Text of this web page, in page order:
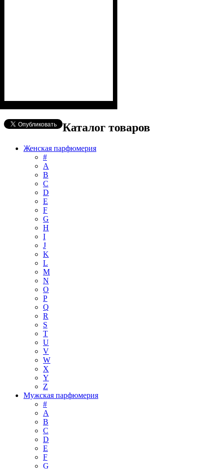
Каталог товаров
Женская парфюмерия
#
А
B
C
D
E
F
G
H
I
J
K
L
M
N
O
P
Q
R
S
T
U
V
W
X
Y
Z
Мужская парфюмерия
#
A
B
C
D
E
F
G